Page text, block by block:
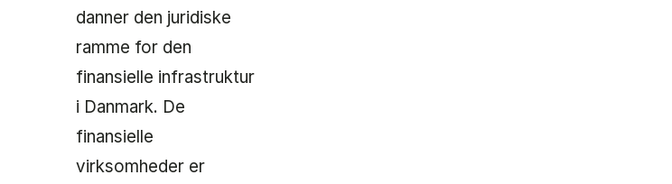
danner den juridiske
ramme for den
finansielle infrastruktur
i Danmark. De
finansielle
virksomheder er